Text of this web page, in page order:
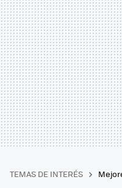
TEMAS DE INTERÉS